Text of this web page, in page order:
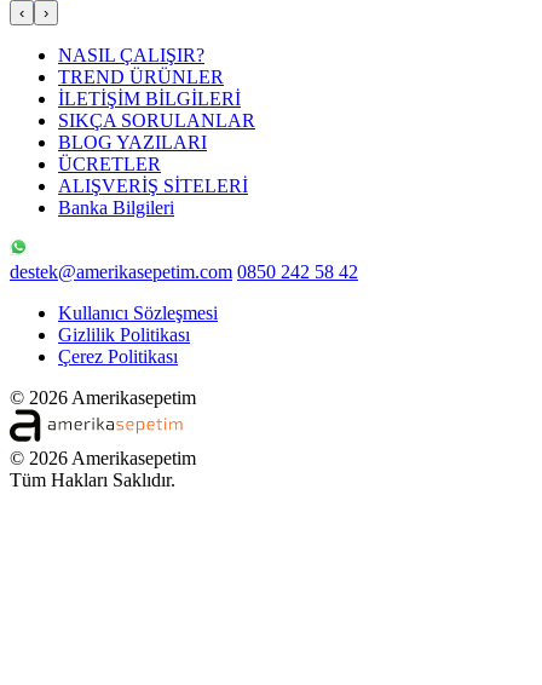
‹ ›
NASIL ÇALIŞIR?
TREND ÜRÜNLER
İLETİŞİM BİLGİLERİ
SIKÇA SORULANLAR
BLOG YAZILARI
ÜCRETLER
ALIŞVERİŞ SİTELERİ
Banka Bilgileri
destek@amerikasepetim.com 0850 242 58 42
Kullanıcı Sözleşmesi
Gizlilik Politikası
Çerez Politikası
© 2026 Amerikasepetim
© 2026 Amerikasepetim
Tüm Hakları Saklıdır.